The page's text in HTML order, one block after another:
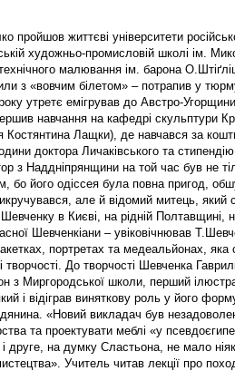
пройшов життєві університети
художньо-промисловій школі ім.
малювання ім. барона
з «вовчим білетом» – потрапив у
утретє емігрував до Австро-
навчання на кафедрі скульптури
Костянтина Лащки), де навчався за
доктора Личаківського та
з Наддніпрянщини на той час був не
бо його одіссея була повна пригод,
але й відомий митець, який
Шевченку в Києві, на рідній Полтавщині,
Шевченкіани – увіковічнював
портретах та медеальйонах, яка
До творчості Шевченка
з Миргородської школи, перший
і відіграв виняткову роль у його
«Новий викладач був
та проектувати меблі «у
друге, на думку Сластьона, не мало
Учитель читав лекції про